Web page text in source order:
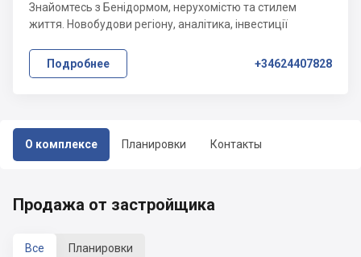
О комплексе Планировки Контакты
Знайомтесь з Бенідормом, нерухомістю та стилем
життя. Новобудови регіону, аналітика, інвестиції
Подробнее +34624407828
Продажа от застройщика
Все Планировки